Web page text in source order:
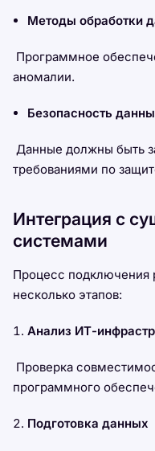
Методы обработки
Программное
аномалии.
Безопасность
Данные должны быть
требованиями по
Интеграция с
системами
Процесс подключения
несколько этапов:
Анализ ИТ-
Проверка
программного
Подготовка данных